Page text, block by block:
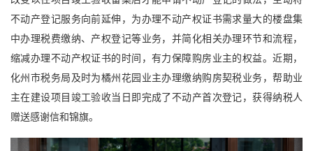
不动产登记服务向前延伸，为办理不动产权证书需求量大的楼盘集
中办理税费缴纳、产权登记等业务，并简化相关办理环节和流程，
缩减办理不动产权证书的时间，有力保障购房业主的权益。近期，
化州市税务局及时为橘州花园业主办理缴纳购房契税业务，帮助业
主在建设项目竣工验收当日即完成了不动产首次登记，获得纳税人
赠送感谢信和锦旗。